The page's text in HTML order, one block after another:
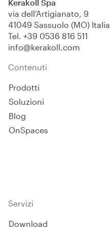
Kerakoll Spa
via dell’Artigianato, 9
41049 Sassuolo (MO) Italia
Tel. +39 0536 816 511
info@kerakoll.com
Contenuti
Prodotti
Soluzioni
Blog
OnSpaces
Servizi
Download